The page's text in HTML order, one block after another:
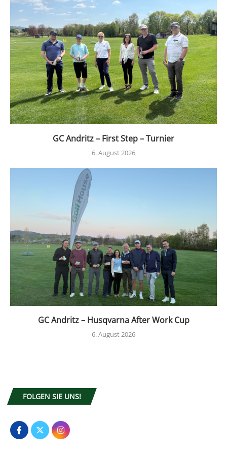
GC Andritz – First Step – Turnier
6. August 2026
GC Andritz – Husqvarna After Work Cup
6. August 2026
FOLGEN SIE UNS!